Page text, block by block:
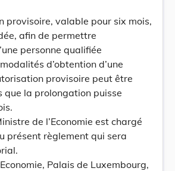
provisoire, valable pour six mois,
afin de permettre
personne qualifiée
d’obtention d’une
provisoire peut être
que la prolongation puisse
de l’Economie est chargé
présent règlement qui sera
Palais de Luxembourg,